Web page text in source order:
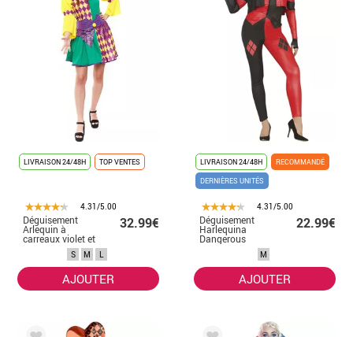
LIVRAISON 24/48H TOP VENTES
4.31/5.00
Déguisement
Arlequin à
carreaux violet et
vert femme
32.99€
S M L
AJOUTER
LIVRAISON 24/48H
RECOMMANDÉ
DERNIÈRES UNITÉS
4.31/5.00
Déguisement
Harlequina
Dangerous
Villain femme
22.99€
M
AJOUTER